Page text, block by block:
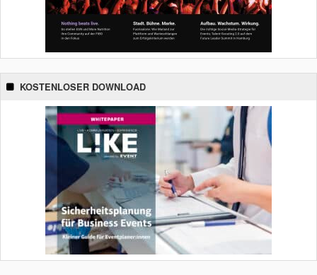
KOSTENLOSER DOWNLOAD